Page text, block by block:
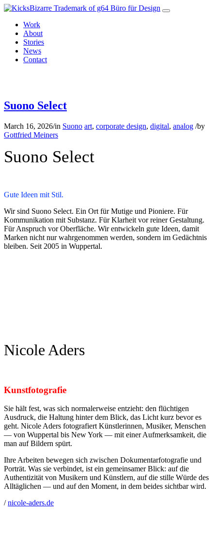
Work
About
Stories
News
Contact
Suono Select
March 16, 2026/in Suono art, corporate design, digital, analog /by
Gottfried Meiners
Suono Select
Gute Ideen mit Stil.
Wir sind Suono Select. Ein Ort für Mutige und Pioniere. Für
Kommunikation mit Substanz. Für Klarheit vor reiner Gestaltung.
Für Anspruch vor Oberfläche. Wir entwickeln gute Ideen, damit
Marken nicht nur wahrgenommen werden, sondern im Gedächtnis
bleiben. Seit 2005 in Wuppertal.
Nicole Aders
Kunstfotografie
Sie hält fest, was sich normalerweise entzieht: den flüchtigen
Ausdruck, die Haltung hinter dem Blick, das Licht kurz bevor es
geht. Nicole Aders fotografiert Künstlerinnen, Musiker, Menschen
— von Wuppertal bis New York — mit einer Aufmerksamkeit, die
man auf Bildern spürt.
Ihre Arbeiten bewegen sich zwischen Dokumentarfotografie und
Porträt. Was sie verbindet, ist ein gemeinsamer Blick: auf die
Authentizität von Musikern und Künstlern, auf die stille Würde des
Alltäglichen — und auf den Moment, in dem beides sichtbar wird.
/nicole-aders.de